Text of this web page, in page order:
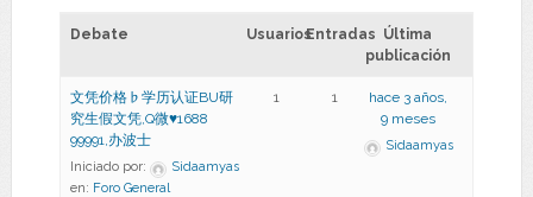
Debate UsuariosEntradas Última
publicación
文凭价格♭学历认证BU研
究生假文凭,Q微♥1688
99991,办波士
Iniciado por:
Sidaamyas
en: Foro General
1 1
hace 3 años,
9 meses
Sidaamyas